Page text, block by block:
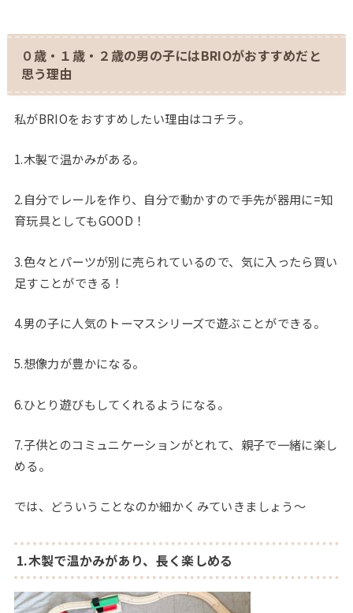
０歳・１歳・２歳の男の子にはBRIOがおすすめだと
思う理由
私がBRIOをおすすめしたい理由はコチラ。
1.木製で温かみがある。
2.自分でレールを作り、自分で動かすので手先が器用に=知
育玩具としてもGOOD！
3.色々とパーツが別に売られているので、気に入ったら買い
足すことができる！
4.男の子に人気のトーマスシリーズで遊ぶことができる。
5.想像力が豊かになる。
6.ひとり遊びもしてくれるようになる。
7.子供とのコミュニケーションがとれて、親子で一緒に楽し
める。
では、どういうことなのか細かくみていきましょう〜
1.木製で温かみがあり、長く楽しめる